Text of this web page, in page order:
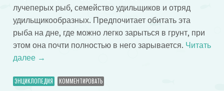
лучеперых рыб, семейство удильщиков и отряд
удильщикообразных. Предпочитает обитать эта
рыба на дне, где можно легко зарыться в грунт, при
этом она почти полностью в него зарывается. Читать
далее →
ЭНЦИКЛОПЕДИЯ КОММЕНТИРОВАТЬ